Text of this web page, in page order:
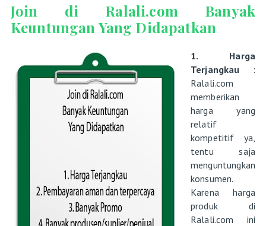
Join di Ralali.com Banyak
Keuntungan Yang Didapatkan
1. Harga
Terjangkau
:
Ralali.com
memberikan
harga yang
relatif
kompetitif ya,
tentu saja
menguntungkan
konsumen.
Karena harga
produk di
Ralali.com ini